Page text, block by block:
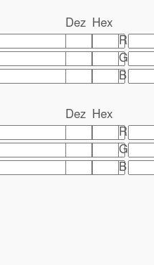
Dez Hex
R
G
B
Dez Hex
R
G
B